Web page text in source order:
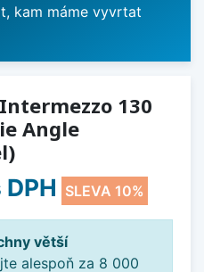
kam máme vyvrtat
130
Angle
DPH SLEVA 10%
větší
alespoň za 8 000